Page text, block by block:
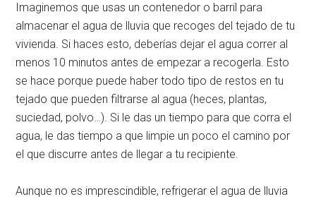
Imaginemos que usas un contenedor o barril para
almacenar el agua de lluvia que recoges del tejado de tu
vivienda. Si haces esto, deberías dejar el agua correr al
menos 10 minutos antes de empezar a recogerla. Esto
se hace porque puede haber todo tipo de restos en tu
tejado que pueden filtrarse al agua (heces, plantas,
suciedad, polvo…). Si le das un tiempo para que corra el
agua, le das tiempo a que limpie un poco el camino por
el que discurre antes de llegar a tu recipiente.
Aunque no es imprescindible, refrigerar el agua de lluvia